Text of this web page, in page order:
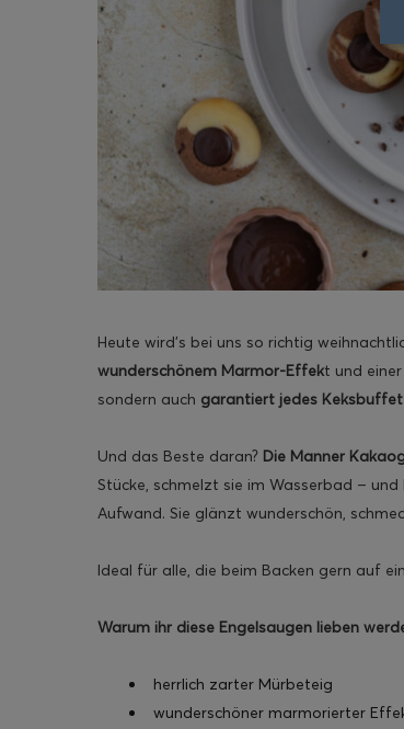
Heute wird’s bei uns so richtig
wunderschönem Marmor-Effekt und
sondern auch garantiert jedes
Und das Beste daran? Die Manner
Stücke, schmelzt sie im Wasserbad –
Aufwand. Sie glänzt wunderschön,
Ideal für alle, die beim Backen gern auf
Warum ihr diese Engelsaugen lieben
herrlich zarter Mürbeteig
wunderschöner marmorierter